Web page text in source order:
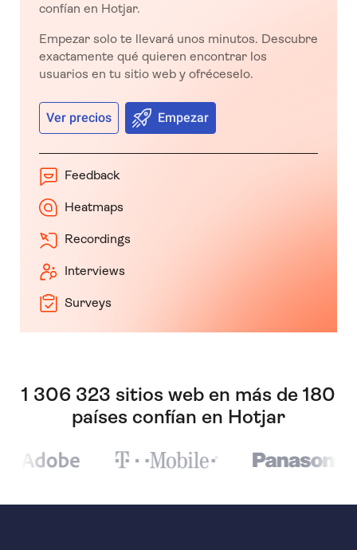
confían en Hotjar.
Empezar solo te llevará unos minutos. Descubre
exactamente qué quieren encontrar los
usuarios en tu sitio web y ofréceselo.
Ver precios Empezar
Feedback
Heatmaps
Recordings
Interviews
Surveys
1 306 323 sitios web en más de 180
países confían en Hotjar